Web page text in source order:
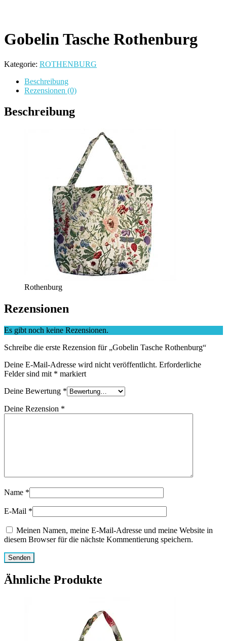
Gobelin Tasche Rothenburg
Kategorie: ROTHENBURG
Beschreibung
Rezensionen (0)
Beschreibung
Rothenburg
Rezensionen
Es gibt noch keine Rezensionen.
Schreibe die erste Rezension für „Gobelin Tasche Rothenburg“
Deine E-Mail-Adresse wird nicht veröffentlicht. Erforderliche
Felder sind mit * markiert
Deine Bewertung *
Deine Rezension *
Name *
E-Mail *
Meinen Namen, meine E-Mail-Adresse und meine Website in
diesem Browser für die nächste Kommentierung speichern.
Ähnliche Produkte